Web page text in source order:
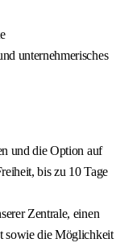
unternehmerisches
und die Option auf
bis zu 10 Tage
Zentrale, einen
sowie die Möglichkeit